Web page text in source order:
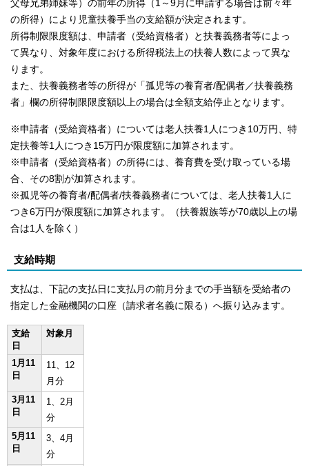
父母兄弟姉妹等）の前年の所得（1～9月に申請する場合は前々年
の所得）により児童扶養手当の支給額が決定されます。
所得制限限度額は、申請者（受給資格者）と扶養義務者等によっ
て異なり、対象年度における所得税法上の扶養人数によって異な
ります。
また、扶養義務者等の所得が「孤児等の養育者/配偶者／扶養義務
者」欄の所得制限限度額以上の場合は全額支給停止となります。
※申請者（受給資格者）については老人扶養1人につき10万円、特
定扶養等1人につき15万円が限度額に加算されます。
※申請者（受給資格者）の所得には、養育費を受け取っている場
合、その8割が加算されます。
※孤児等の養育者/配偶者/扶養義務者については、老人扶養1人に
つき6万円が限度額に加算されます。（扶養親族等が70歳以上の場
合は1人を除く）
支給時期
支払は、下記の支払日に支払月の前月分までの手当額を受給者の
指定した金融機関の口座（請求者名義に限る）へ振り込みます。
支給
日
対象月
1月11
日
11、12
月分
3月11
日
1、2月
分
5月11
日
3、4月
分